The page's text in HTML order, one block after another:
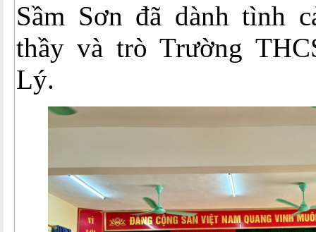
Sầm Sơn đã dành tình
thầy và trò Trường
Lý.